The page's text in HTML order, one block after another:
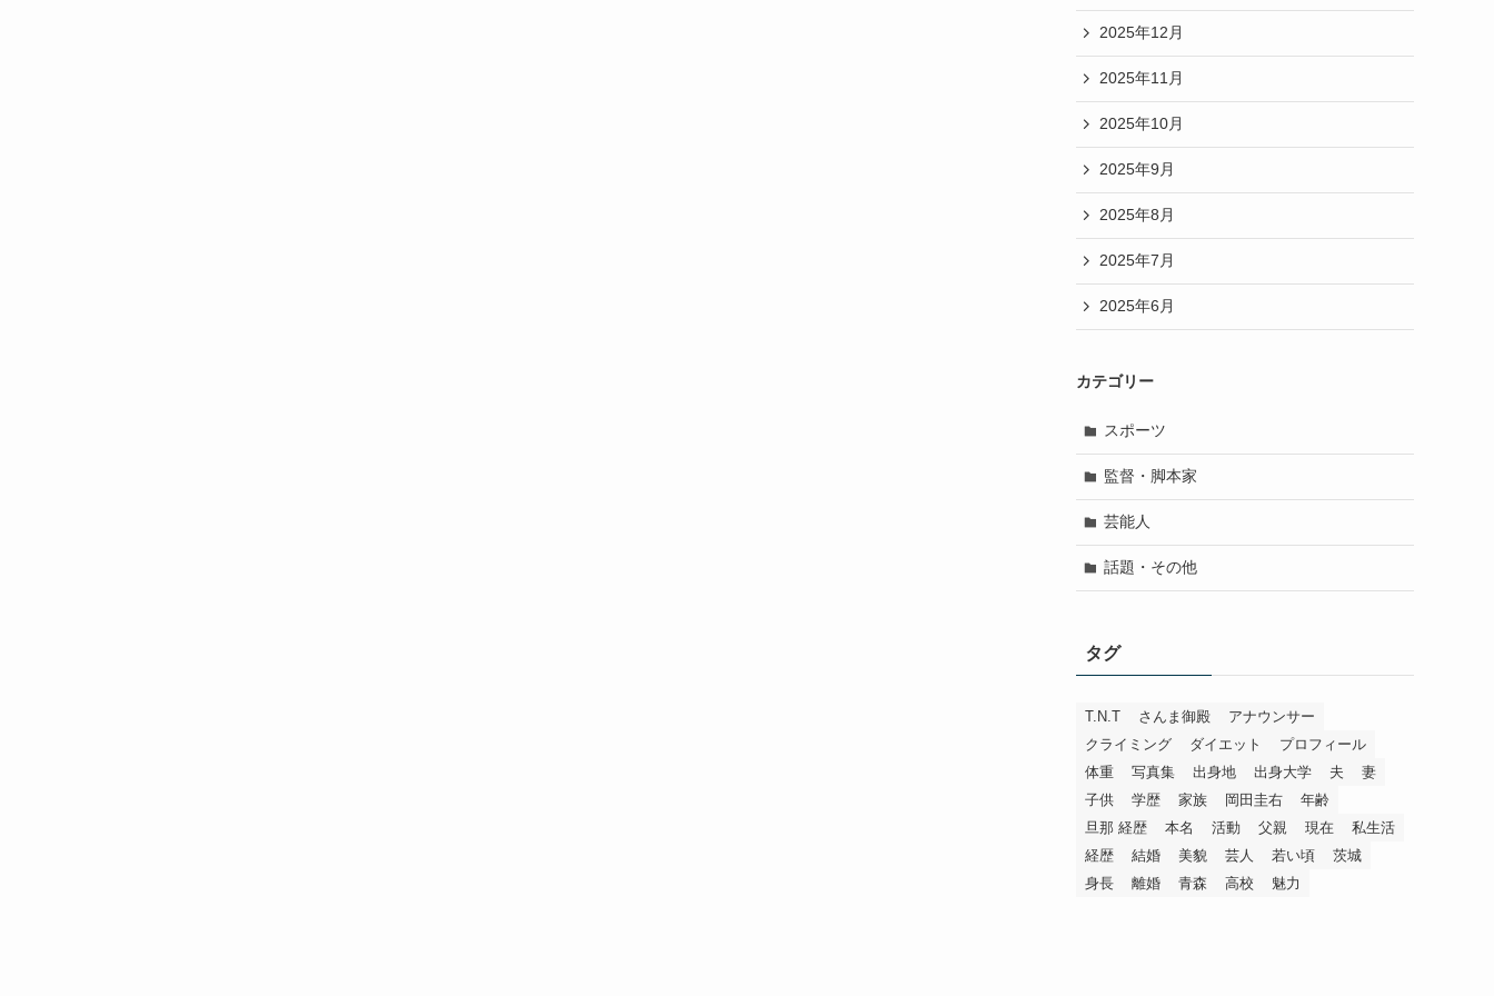
2025年12月
2025年11月
2025年10月
2025年9月
2025年8月
2025年7月
2025年6月
カテゴリー
スポーツ
監督・脚本家
芸能人
話題・その他
タグ
T.N.T さんま御殿
アナウンサー
クライミング
ダイエット
プロフィール
体重
写真集 出身地 出身大学 夫
妻
子供
学歴 家族 岡田圭右
年齢
旦那 経歴
本名 活動 父親 現在
私生活
経歴
結婚 美貌 芸人 若い頃
茨城
身長
離婚 青森 高校 魅力